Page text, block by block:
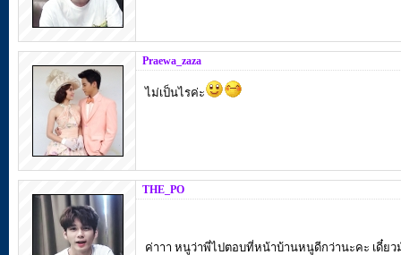
Praewa_zaza
ไม่เป็นไรค่ะ
THE_PO
ค่าาา หนูว่าพี่ไปตอบที่หน้าบ้านหนูดีกว่านะคะ เดี๋ย